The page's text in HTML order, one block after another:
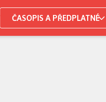
ČASOPIS A PŘEDPLATNÉ